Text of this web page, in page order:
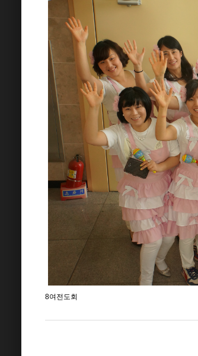
8여전도회